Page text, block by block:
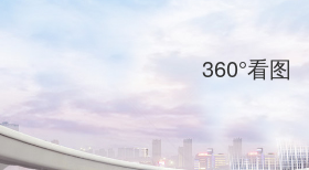
360°看图